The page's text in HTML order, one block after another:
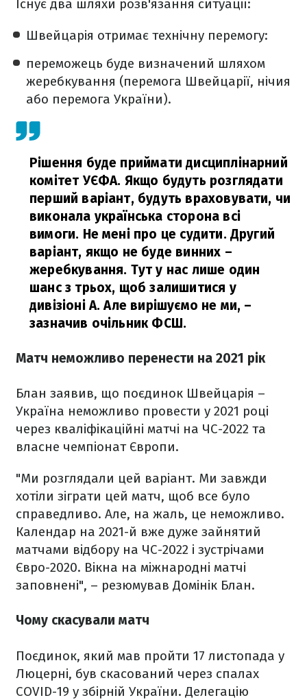
Існує два шляхи розв'язання ситуації:
Швейцарія отримає технічну перемогу:
переможець буде визначений шляхом
жеребкування (перемога Швейцарії, нічия
або перемога України).
Рішення буде приймати дисциплінарний
комітет УЄФА. Якщо будуть розглядати
перший варіант, будуть враховувати, чи
виконала українська сторона всі
вимоги. Не мені про це судити. Другий
варіант, якщо не буде винних –
жеребкування. Тут у нас лише один
шанс з трьох, щоб залишитися у
дивізіоні А. Але вирішуємо не ми, –
зазначив очільник ФСШ.
Матч неможливо перенести на 2021 рік
Блан заявив, що поєдинок Швейцарія –
Україна неможливо провести у 2021 році
через кваліфікаційні матчі на ЧС-2022 та
власне чемпіонат Європи.
"Ми розглядали цей варіант. Ми завжди
хотіли зіграти цей матч, щоб все було
справедливо. Але, на жаль, це неможливо.
Календар на 2021-й вже дуже зайнятий
матчами відбору на ЧС-2022 і зустрічами
Євро-2020. Вікна на міжнародні матчі
заповнені", – резюмував Домінік Блан.
Чому скасували матч
Поєдинок, який мав пройти 17 листопада у
Люцерні, був скасований через спалах
COVID-19 у збірній України. Делегацію